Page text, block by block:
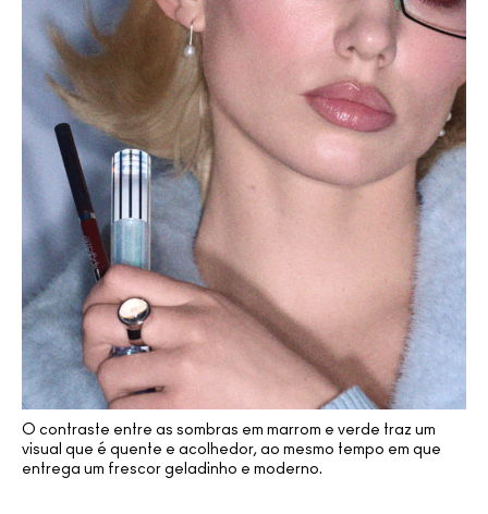
(13)
(13)
(1)
O contraste entre as sombras em marrom e verde traz um
visual que é quente e acolhedor, ao mesmo tempo em que
entrega um frescor geladinho e moderno.